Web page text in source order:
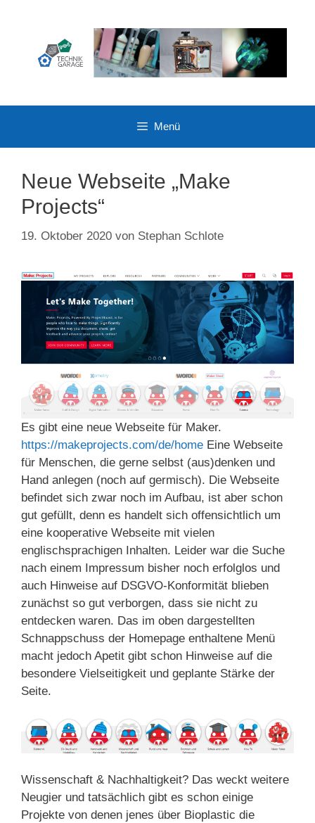
Menü
Neue Webseite „Make
Projects“
19. Oktober 2020 von Stephan Schlote
Es gibt eine neue Webseite für Maker.
https://makeprojects.com/de/home Eine Webseite
für Menschen, die gerne selbst (aus)denken und
Hand anlegen (noch auf germisch). Die Webseite
befindet sich zwar noch im Aufbau, ist aber schon
gut gefüllt, denn es handelt sich offensichtlich um
eine kooperative Webseite mit vielen
englischsprachigen Inhalten. Leider war die Suche
nach einem Impressum bisher noch erfolglos und
auch Hinweise auf DSGVO-Konformität blieben
zunächst so gut verborgen, dass sie nicht zu
entdecken waren. Das im oben dargestellten
Schnappschuss der Homepage enthaltene Menü
macht jedoch Apetit gibt schon Hinweise auf die
besondere Vielseitigkeit und geplante Stärke der
Seite.
Wissenschaft & Nachhaltigkeit? Das weckt weitere
Neugier und tatsächlich gibt es schon einige
Projekte von denen jenes über Bioplastic die